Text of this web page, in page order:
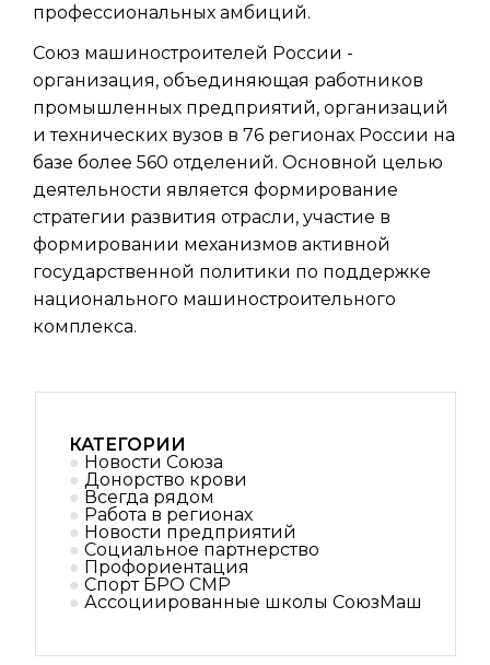
профессиональных амбиций.
Союз машиностроителей России -
организация, объединяющая работников
промышленных предприятий, организаций
и технических вузов в 76 регионах России на
базе более 560 отделений. Основной целью
деятельности является формирование
стратегии развития отрасли, участие в
формировании механизмов активной
государственной политики по поддержке
национального машиностроительного
комплекса.
КАТЕГОРИИ
Новости Союза
Донорство крови
Всегда рядом
Работа в регионах
Новости предприятий
Социальное партнерствo
Профориентация
Спорт БРО СМР
Ассоциированные школы СоюзМаш